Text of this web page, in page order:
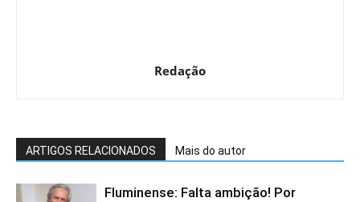
Redação
ARTIGOS RELACIONADOS Mais do autor
Fluminense: Falta ambição! Por